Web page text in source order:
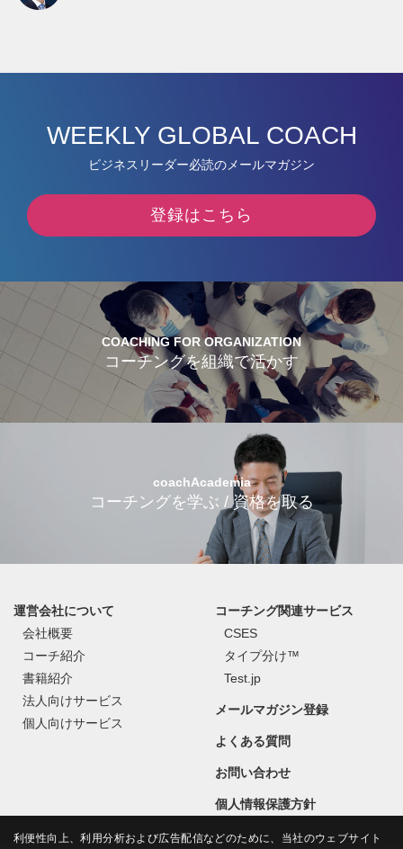
WEEKLY GLOBAL COACH
ビジネスリーダー必読のメールマガジン
登録はこちら
COACHING FOR ORGANIZATION
コーチングを組織で活かす
coachAcademia
コーチングを学ぶ / 資格を取る
運営会社について
会社概要
コーチ紹介
書籍紹介
法人向けサービス
個人向けサービス
コーチング関連サービス
CSES
タイプ分け™
Test.jp
メールマガジン登録
よくある質問
お問い合わせ
個人情報保護方針
利便性向上、利用分析および広告配信などのために、当社のウェブサイト